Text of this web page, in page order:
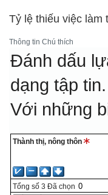
Tỷ lệ thiếu việc làm
Thông tin Chú thích
Đánh dấu
dạng tập
Với những
Thành thị, nông thôn
Tổng số 3 Đã chọn